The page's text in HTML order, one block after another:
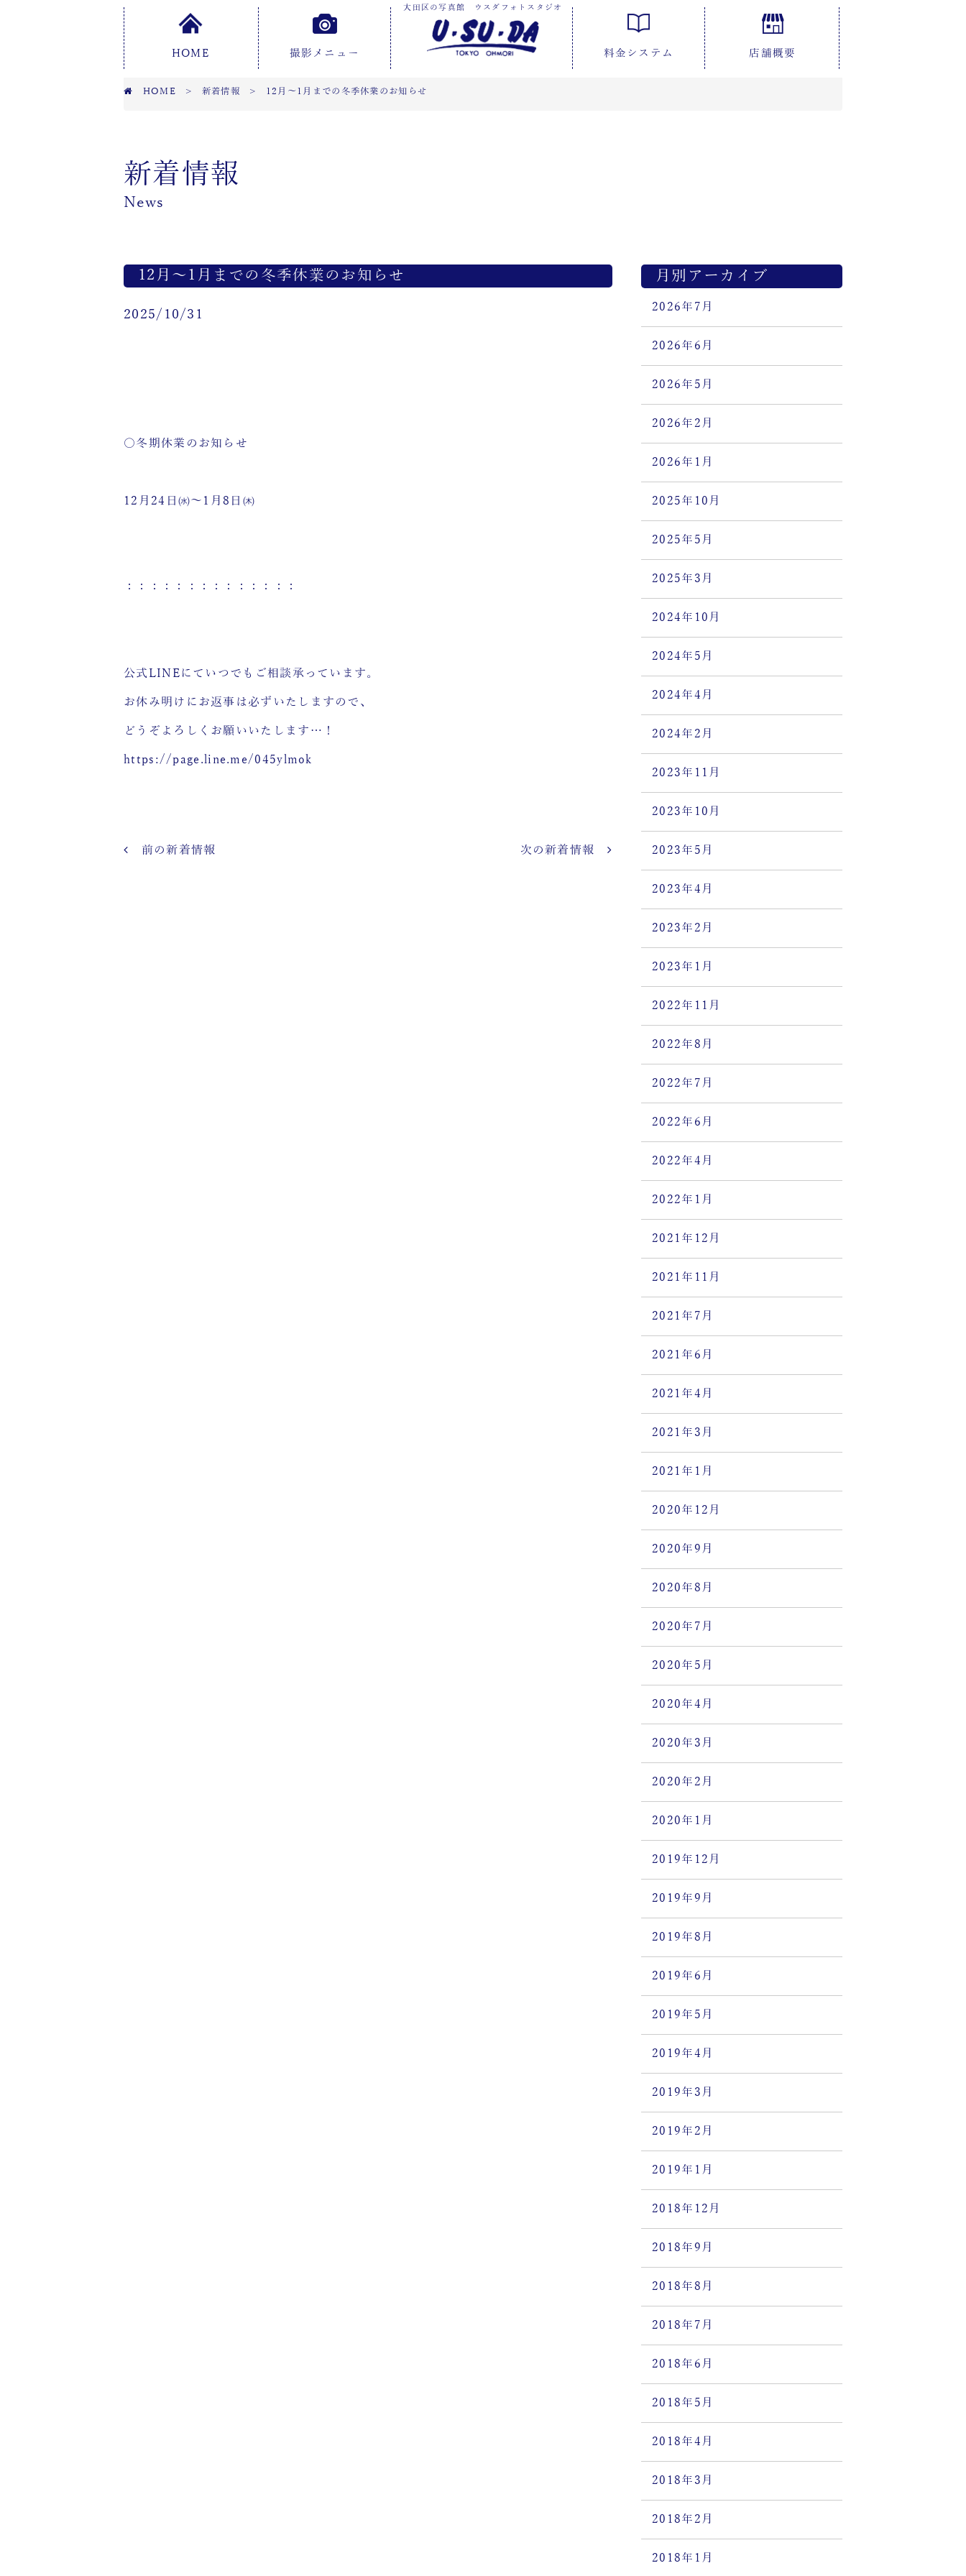
大田区の写真館 ウスダフォトスタジオ
HOME 撮影メニュー 料金システム 店舗概要
HOME > 新着情報 > 12月～1月までの冬季休業のお知らせ
新着情報
News
12月～1月までの冬季休業のお知らせ
2025/10/31
〇冬期休業のお知らせ
12月24日㈬～1月8日㈭
：：：：：：：：：：：：：：
公式LINEにていつでもご相談承っています。
お休み明けにお返事は必ずいたしますので、
どうぞよろしくお願いいたします…！
https://page.line.me/045ylmok
前の新着情報 次の新着情報
月別アーカイブ
2026年7月
2026年6月
2026年5月
2026年2月
2026年1月
2025年10月
2025年5月
2025年3月
2024年10月
2024年5月
2024年4月
2024年2月
2023年11月
2023年10月
2023年5月
2023年4月
2023年2月
2023年1月
2022年11月
2022年8月
2022年7月
2022年6月
2022年4月
2022年1月
2021年12月
2021年11月
2021年7月
2021年6月
2021年4月
2021年3月
2021年1月
2020年12月
2020年9月
2020年8月
2020年7月
2020年5月
2020年4月
2020年3月
2020年2月
2020年1月
2019年12月
2019年9月
2019年8月
2019年6月
2019年5月
2019年4月
2019年3月
2019年2月
2019年1月
2018年12月
2018年9月
2018年8月
2018年7月
2018年6月
2018年5月
2018年4月
2018年3月
2018年2月
2018年1月